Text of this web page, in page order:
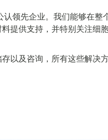
领先企业。我们能够在整
提供支持，并特别关注细
以及咨询，所有这些解决